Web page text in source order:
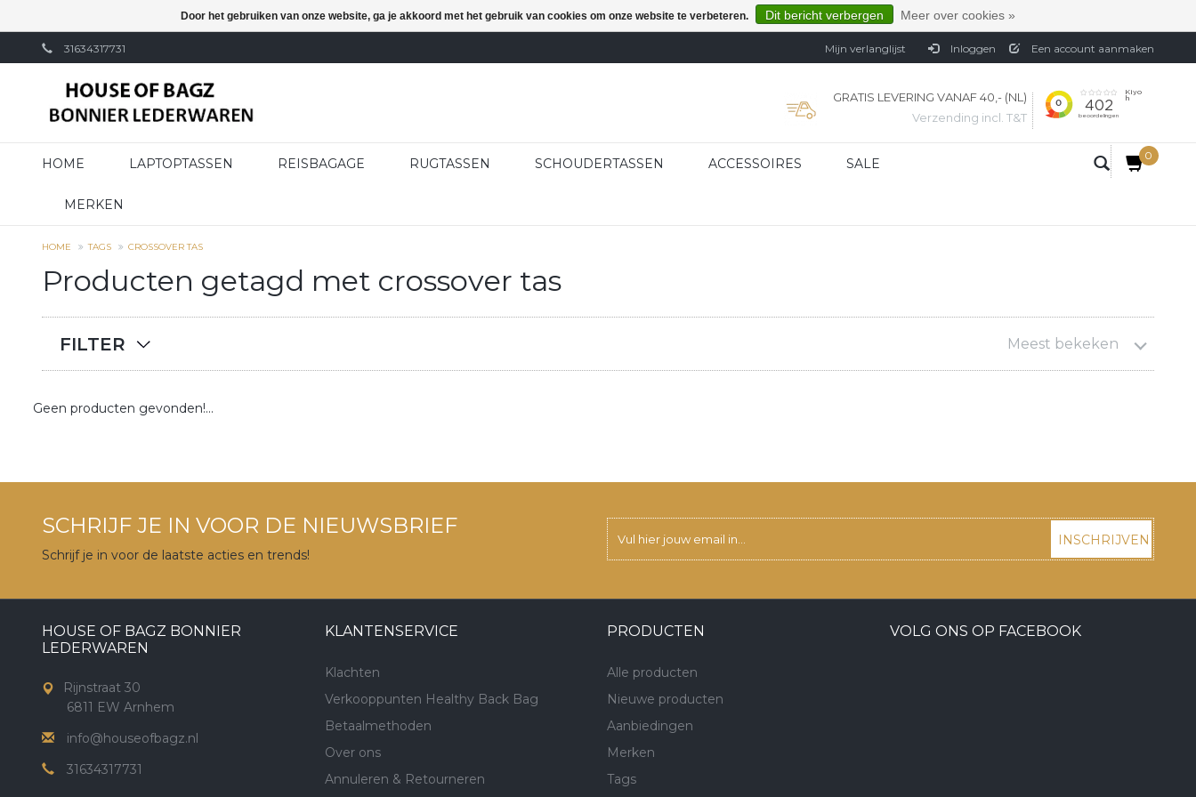
31634317731 Mijn verlanglijst Inloggen Een account aanmaken
GRATIS LEVERING VANAF 40,- (NL)
Verzending incl. T&T
HOME LAPTOPTASSEN REISBAGAGE RUGTASSEN SCHOUDERTASSEN ACCESSOIRES SALE
MERKEN
0
HOME TAGS CROSSOVER TAS
Producten getagd met crossover tas
FILTER Meest bekeken
Geen producten gevonden!...
SCHRIJF JE IN VOOR DE NIEUWSBRIEF
Schrijf je in voor de laatste acties en trends!
INSCHRIJVEN
HOUSE OF BAGZ BONNIER
LEDERWAREN
Rijnstraat 30
6811 EW Arnhem
info@houseofbagz.nl
31634317731
KLANTENSERVICE
Klachten
Verkooppunten Healthy Back Bag
Betaalmethoden
Over ons
Annuleren & Retourneren
PRODUCTEN
Alle producten
Nieuwe producten
Aanbiedingen
Merken
Tags
VOLG ONS OP FACEBOOK
Door het gebruiken van onze website, ga je akkoord met het gebruik van cookies om onze website te verbeteren. Dit bericht verbergen Meer over cookies »